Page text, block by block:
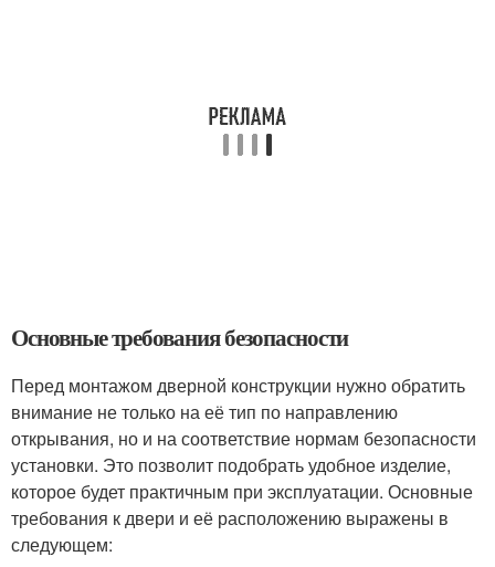
Основные требования безопасности
Перед монтажом дверной конструкции нужно обратить
внимание не только на её тип по направлению
открывания, но и на соответствие нормам безопасности
установки. Это позволит подобрать удобное изделие,
которое будет практичным при эксплуатации. Основные
требования к двери и её расположению выражены в
следующем: